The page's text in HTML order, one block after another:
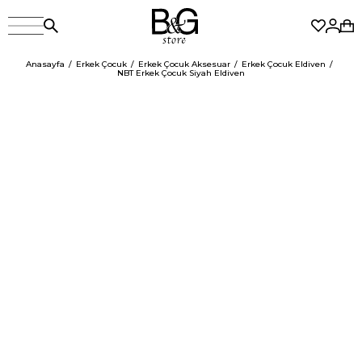
Anasayfa Erkek Çocuk Erkek Çocuk Aksesuar
Erkek Çocuk Eldiven
NBT Erkek Çocuk Siyah Eldiven